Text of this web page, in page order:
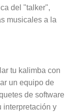
del "talker",
musicales a la
tu kalimba con
un equipo de
de software
interpretación y